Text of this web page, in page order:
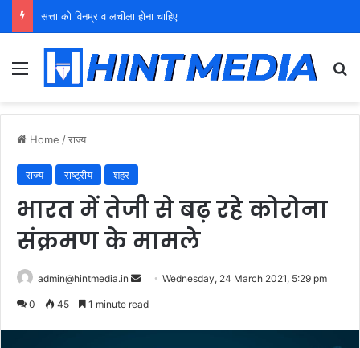
युवा शक्ति को पहचाने बूढ़ा नेतृत्व
Menu
Home /राज्य
राज्य राष्ट्रीय शहर
भारत में तेजी से बढ़ रहे कोरोना
संक्रमण के मामले
admin@hintmedia.in
SendWednesday, 24 March 2021, 5:29 pm
0 45 1 minute read